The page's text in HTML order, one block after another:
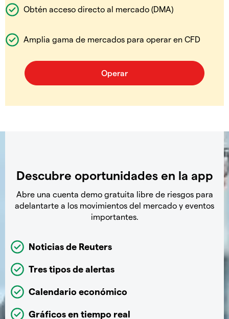
Obtén acceso directo al mercado (DMA)
Amplia gama de mercados para operar en CFD
Descubre oportunidades en la app
Abre una cuenta demo gratuita libre de riesgos para
adelantarte a los movimientos del mercado y eventos
importantes.
Noticias de Reuters
Tres tipos de alertas
Calendario económico
Gráficos en tiempo real